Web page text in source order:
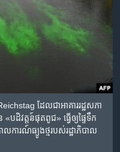
ដែល​ជា​អាគារ​រដ្ឋសភា​
បដិវត្តន៍​ផុត​ពូជ» ធ្វើ​ឲ្យ​ផ្ទៃ​ទឹក​
ការណ៍​ធ្យូង​ថ្ម​របស់​រដ្ឋាភិបាល